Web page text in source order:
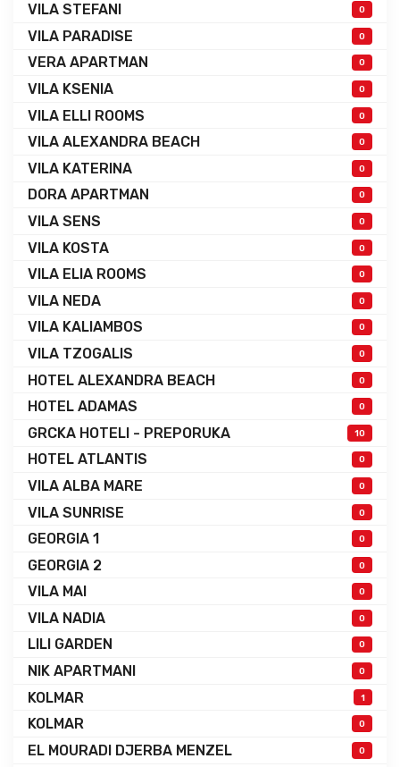
VILA STEFANI 0
VILA PARADISE 0
VERA APARTMAN 0
VILA KSENIA 0
VILA ELLI ROOMS 0
VILA ALEXANDRA BEACH 0
VILA KATERINA 0
DORA APARTMAN 0
VILA SENS 0
VILA KOSTA 0
VILA ELIA ROOMS 0
VILA NEDA 0
VILA KALIAMBOS 0
VILA TZOGALIS 0
HOTEL ALEXANDRA BEACH 0
HOTEL ADAMAS 0
GRCKA HOTELI - PREPORUKA 10
HOTEL ATLANTIS 0
VILA ALBA MARE 0
VILA SUNRISE 0
GEORGIA 1 0
GEORGIA 2 0
VILA MAI 0
VILA NADIA 0
LILI GARDEN 0
NIK APARTMANI 0
KOLMAR 1
KOLMAR 0
EL MOURADI DJERBA MENZEL 0